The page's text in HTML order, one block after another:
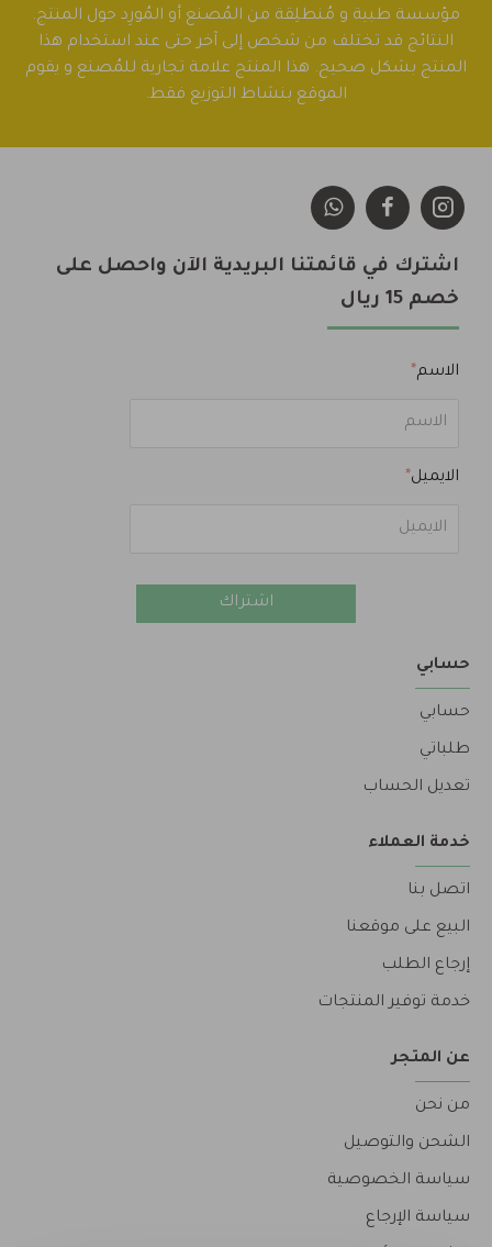
مؤسسة طبية و مُنطلِقة من المُصنع أو المُورِد حول المنتج.
النتائج قد تختلف من شخص إلى آخر حتى عند استخدام هذا
المنتج بشكل صحيح. هذا المنتج علامة تجارية للمُصنع و يقوم
الموقع بنشاط التوزيع فقط.
اشترك في قائمتنا البريدية الآن واحصل على
خصم 15 ريال
الاسم
الايميل
اشتراك
حسابي
حسابي
طلباتي
تعديل الحساب
خدمة العملاء
اتصل بنا
البيع على موقعنا
إرجاع الطلب
خدمة توفير المنتجات
عن المتجر
من نحن
الشحن والتوصيل
سياسة الخصوصية
سياسة الإرجاع